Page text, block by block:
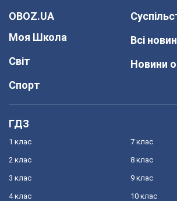
OBOZ.UA
Моя Школа
Світ
Спорт
Всі
Новини
ГДЗ
1 клас
2 клас
3 клас
4 клас
7 клас
8 клас
9 клас
10 клас